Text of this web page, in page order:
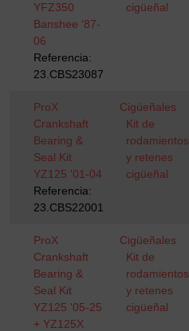
YFZ350
Banshee '87-
06
Referencia:
23.CBS23087
cigüeñal
ProX
Crankshaft
Bearing &
Seal Kit
YZ125 '01-04
Referencia:
23.CBS22001
Cigüeñales
Kit de
rodamientos
y retenes
cigüeñal
ProX
Crankshaft
Bearing &
Seal Kit
YZ125 '05-25
+ YZ125X
Cigüeñales
Kit de
rodamientos
y retenes
cigüeñal